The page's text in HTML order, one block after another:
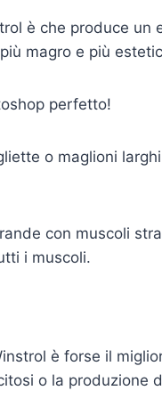
è che produce un
magro e più
perfetto!
o maglioni
con muscoli
i muscoli.
è forse il
o la produzione